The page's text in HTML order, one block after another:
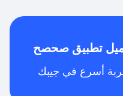
تطبيق صحصح
أسرع في جيبك